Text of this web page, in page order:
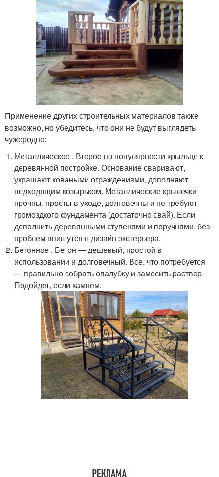
Применение других строительных материалов также
возможно, но убедитесь, что они не будут выглядеть
чужеродно:
Металлическое . Второе по популярности крыльцо к
деревянной постройке. Основание сваривают,
украшают коваными ограждениями, дополняют
подходящим козырьком. Металлические крылечки
прочны, просты в уходе, долговечны и не требуют
громоздкого фундамента (достаточно свай). Если
дополнить деревянными ступенями и поручнями, без
проблем впишутся в дизайн экстерьера.
Бетонное . Бетон — дешевый, простой в
использовании и долговечный. Все, что потребуется
— правильно собрать опалубку и замесить раствор.
Подойдет, если камнем.